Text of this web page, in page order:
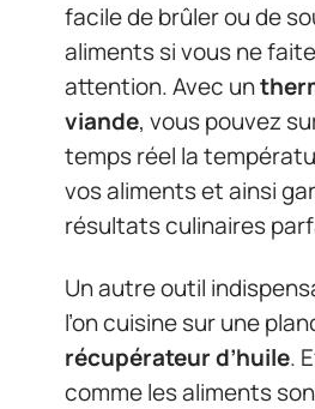
facile de brûler ou de
aliments si vous ne
attention. Avec un
viande, vous pouvez
temps réel la
vos aliments et ainsi
résultats culinaires
Un autre outil
l’on cuisine sur une
récupérateur d’huile.
comme les aliments